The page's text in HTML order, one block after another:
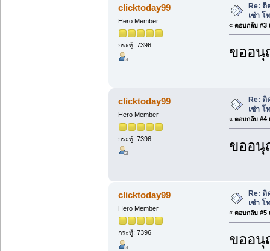
clicktoday99
Hero Member
กระทู้: 7396
Re: ติ
เช่า โ
« ตอบกลับ #3
ขออนุ
clicktoday99
Hero Member
กระทู้: 7396
Re:
เช่า โ
« ตอบกลับ #4
ขออนุ
clicktoday99
Hero Member
กระทู้: 7396
Re:
เช่า โ
« ตอบกลับ #5
ขออนุ